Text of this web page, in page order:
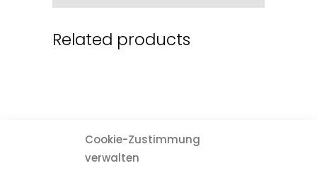
Cookie-Zustimmung
verwalten
Related products